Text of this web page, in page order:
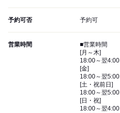
予約可否 予約可
営業時間
■営業時間
[月～木]
18:00～翌4:00
[金]
18:00～翌5:00
[土・祝前日]
18:00～翌5:00
[日・祝]
18:00～翌4:00